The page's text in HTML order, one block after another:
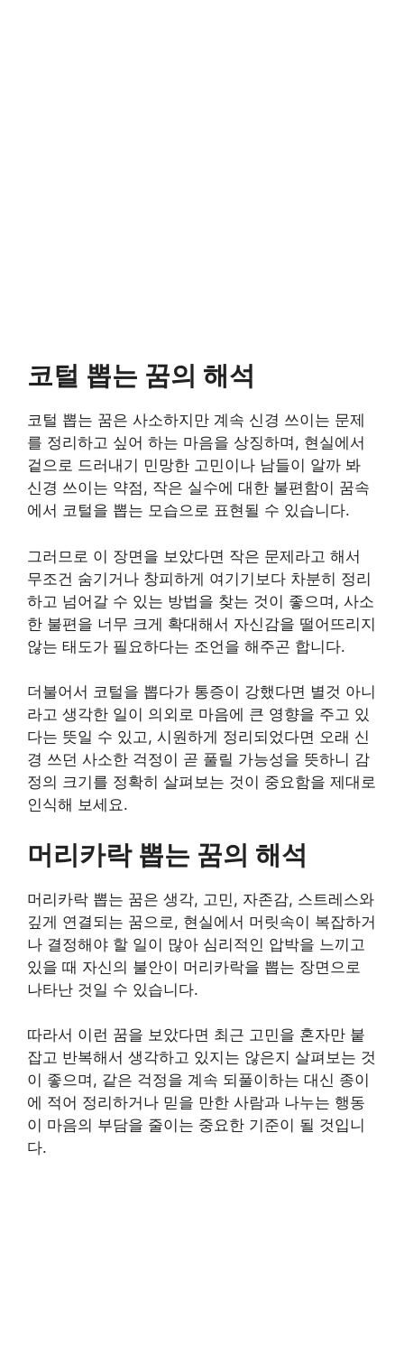
코털 뽑는 꿈의 해석
코털 뽑는 꿈은 사소하지만 계속 신경 쓰이는 문제
를 정리하고 싶어 하는 마음을 상징하며, 현실에서
겉으로 드러내기 민망한 고민이나 남들이 알까 봐
신경 쓰이는 약점, 작은 실수에 대한 불편함이 꿈속
에서 코털을 뽑는 모습으로 표현될 수 있습니다.
그러므로 이 장면을 보았다면 작은 문제라고 해서
무조건 숨기거나 창피하게 여기기보다 차분히 정리
하고 넘어갈 수 있는 방법을 찾는 것이 좋으며, 사소
한 불편을 너무 크게 확대해서 자신감을 떨어뜨리지
않는 태도가 필요하다는 조언을 해주곤 합니다.
더불어서 코털을 뽑다가 통증이 강했다면 별것 아니
라고 생각한 일이 의외로 마음에 큰 영향을 주고 있
다는 뜻일 수 있고, 시원하게 정리되었다면 오래 신
경 쓰던 사소한 걱정이 곧 풀릴 가능성을 뜻하니 감
정의 크기를 정확히 살펴보는 것이 중요함을 제대로
인식해 보세요.
머리카락 뽑는 꿈의 해석
머리카락 뽑는 꿈은 생각, 고민, 자존감, 스트레스와
깊게 연결되는 꿈으로, 현실에서 머릿속이 복잡하거
나 결정해야 할 일이 많아 심리적인 압박을 느끼고
있을 때 자신의 불안이 머리카락을 뽑는 장면으로
나타난 것일 수 있습니다.
따라서 이런 꿈을 보았다면 최근 고민을 혼자만 붙
잡고 반복해서 생각하고 있지는 않은지 살펴보는 것
이 좋으며, 같은 걱정을 계속 되풀이하는 대신 종이
에 적어 정리하거나 믿을 만한 사람과 나누는 행동
이 마음의 부담을 줄이는 중요한 기준이 될 것입니
다.